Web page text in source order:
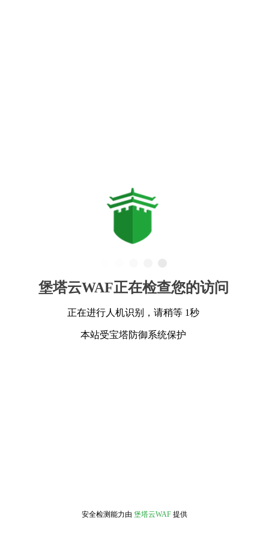
堡塔云WAF正在检查您的访问
正在进行人机识别，请稍等 1秒
本站受宝塔防御系统保护
安全检测能力由 堡塔云WAF 提供